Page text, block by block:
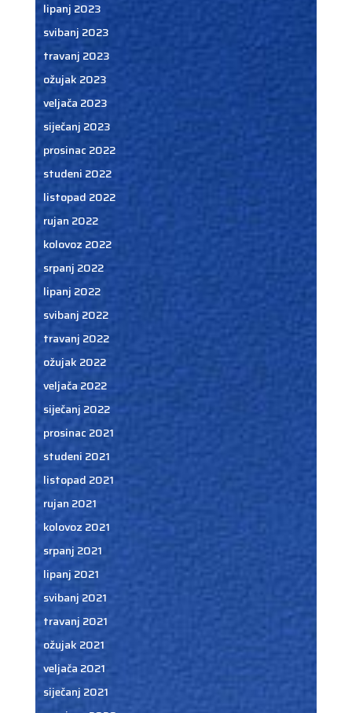
lipanj 2023
svibanj 2023
travanj 2023
ožujak 2023
veljača 2023
siječanj 2023
prosinac 2022
studeni 2022
listopad 2022
rujan 2022
kolovoz 2022
srpanj 2022
lipanj 2022
svibanj 2022
travanj 2022
ožujak 2022
veljača 2022
siječanj 2022
prosinac 2021
studeni 2021
listopad 2021
rujan 2021
kolovoz 2021
srpanj 2021
lipanj 2021
svibanj 2021
travanj 2021
ožujak 2021
veljača 2021
siječanj 2021